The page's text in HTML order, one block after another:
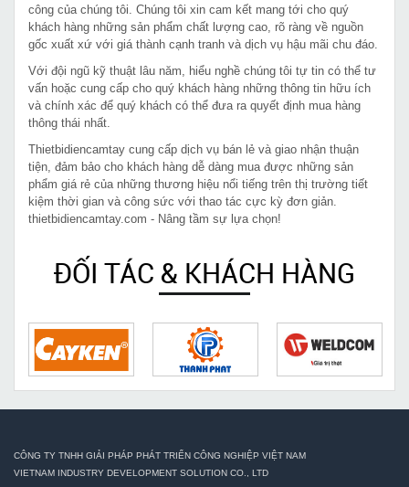
công của chúng tôi. Chúng tôi xin cam kết mang tới cho quý
khách hàng những sản phẩm chất lượng cao, rõ ràng về nguồn
gốc xuất xứ với giá thành cạnh tranh và dịch vụ hậu mãi chu đáo.
Với đội ngũ kỹ thuật lâu năm, hiểu nghề chúng tôi tự tin có thể tư
vấn hoặc cung cấp cho quý khách hàng những thông tin hữu ích
và chính xác để quý khách có thể đưa ra quyết định mua hàng
thông thái nhất.
Thietbidiencamtay cung cấp dịch vụ bán lẻ và giao nhận thuận
tiện, đảm bảo cho khách hàng dễ dàng mua được những sản
phẩm giá rẻ của những thương hiệu nổi tiếng trên thị trường tiết
kiệm thời gian và công sức với thao tác cực kỳ đơn giản.
thietbidiencamtay.com - Nâng tầm sự lựa chọn!
ĐỐI TÁC & KHÁCH HÀNG
CÔNG TY TNHH GIẢI PHÁP PHÁT TRIỂN CÔNG NGHIỆP VIỆT NAM
VIETNAM INDUSTRY DEVELOPMENT SOLUTION CO., LTD